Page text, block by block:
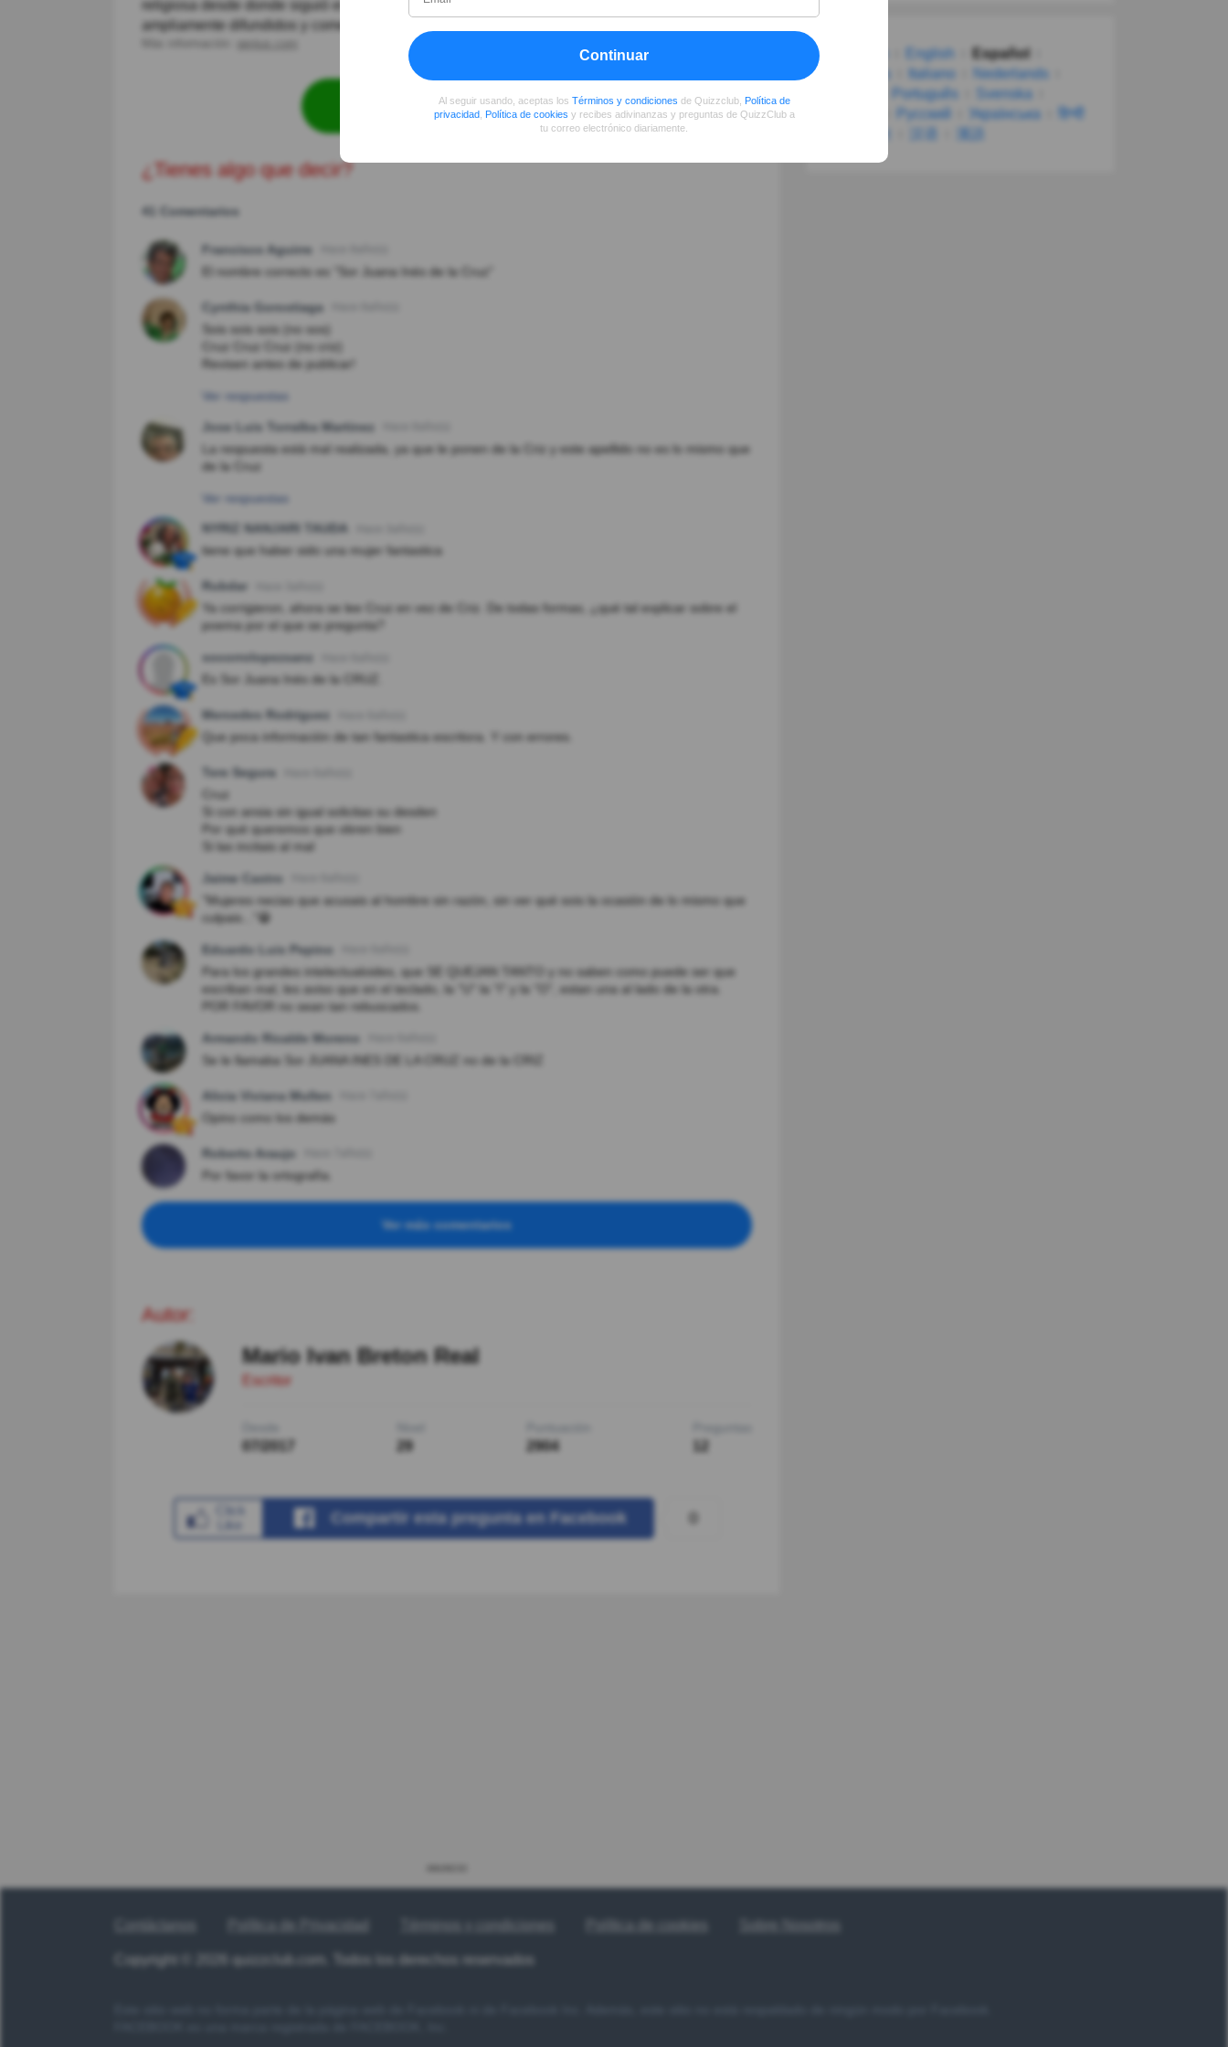
religiosa desde donde siguió escribiendo. Su fama llego a Europa y sus escritos fueron
ampliamente difundidos y comentados entre los intelectuales de la época.
genius.com
Revisar tu conocimiento
¿Tienes algo que decir?
41 Comentarios
Francisco Aguirre
El nombre correcto es "Sor Juana Inés de la Cruz"
Cynthia Gorostiaga
Sois sois sois (no sos)
Cruz Cruz Cruz (no criz)
Revisen antes de publicar!
Ver respuestas
Jose Luis Torralba Martinez
La respuesta está mal realizada, ya que le ponen de la Criz y este apellido no es lo mismo que
de la Cruz
Ver respuestas
NYRIZ NANJARI TAUDA
tiene que haber sido una mujer fantastica
Rubdar
Ya corrigieron, ahora se lee Cruz en vez de Criz. De todas formas, ¿qué tal explicar sobre el
poema por el que se pregunta?
socorrolopezsanz
Es Sor Juana Inés de la CRUZ.
Mercedes Rodriguez
Que poca información de tan fantastica escritora. Y con errores.
Tere Segura
Cruz
Si con ansia sin igual solicitas su desden
Por qué queremos que obren bien
Si las incitais al mal
Jaime Castro
"Mujeres necias que acusais al hombre sin razón, sin ver qué sois la ocasión de lo mismo que
culpais..."😁
Eduardo Luis Pepino
Para los grandes intelectualoides, que SE QUEJAN TANTO y no saben como puede ser que
escriban mal, les aviso que en el teclado, la "U" la "I" y la "O", estan una al lado de la otra.
POR FAVOR no sean tan rebuscados.
Armando Ricalde Moreno
Se le llamaba Sor JUANA INES DE LA CRUZ no de la CRIZ
Alicia Viviana Mullen
Opino como los demás
Roberto Araujo
Por favor la ortografía.
Ver más comentarios
Autor:
Mario Ivan Breton Real
Escritor
29 2904
Compartir esta pregunta en Facebook
English
Español
Italiano
Nederlands
Português
Svenska
Русский Українська
हिन्दी
Contáctanos Política de Privacidad Términos y condiciones
Copyright © 2026 quizzclub.com. Todos los derechos reservados
Continuar
Al seguir usando, aceptas los Términos y condiciones de Quizzclub, Política de
privacidad, Política de cookies y recibes adivinanzas y preguntas de QuizzClub a
tu correo electrónico diariamente.